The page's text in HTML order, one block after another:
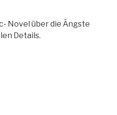
Novel über die Ängste
Details.